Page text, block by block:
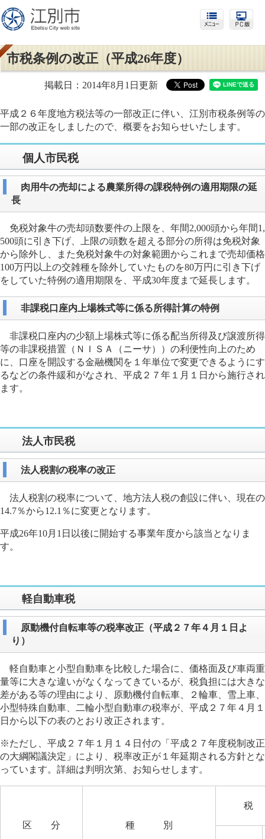
市税条例の改正（平成26年度）
掲載日：2014年8月1日更新
平成２６年度地方税法等の一部改正に伴い、江別市税条例等の
一部の改正をしましたので、概要をお知らせいたします。
個人市民税
肉用牛の売却による農業所得の課税特例の適用期限の延
長
免税対象牛の売却頭数要件の上限を、年間2,000頭から年間1,
500頭に引き下げ、上限の頭数を超える部分の所得は免税対象
から除外し、また免税対象牛の対象範囲からこれまで売却価格
100万円以上の交雑種を除外していたものを80万円に引き下げ
をしていた特例の適用期限を、平成30年度まで延長します。
非課税口座内上場株式等に係る所得計算の特例
非課税口座内の少額上場株式等に係る配当所得及び譲渡所得
等の非課税措置（ＮＩＳＡ（ニーサ））の利便性向上のため
に、口座を開設する金融機関を１年単位で変更できるようにす
るなどの条件緩和がなされ、平成２７年１月１日から施行され
ます。
法人市民税
法人税割の税率の改正
法人税割の税率について、地方法人税の創設に伴い、現在の
14.7％から12.1％に変更となります。
平成26年10月1日以後に開始する事業年度から該当となりま
す。
軽自動車税
原動機付自転車等の税率改正（平成２７年４月１日よ
り）
軽自動車と小型自動車を比較した場合に、価格面及び車両重
量等に大きな違いがなくなってきているが、税負担には大きな
差がある等の理由により、原動機付自転車、２輪車、雪上車、
小型特殊自動車、二輪小型自動車の税率が、平成２７年４月１
日から以下の表のとおり改正されます。
※ただし、平成２７年１月１４日付の「平成２７年度税制改正
の大綱閣議決定」により、税率改正が１年延期される方針とな
っています。詳細は判明次第、お知らせします。
区 分 種 別
税